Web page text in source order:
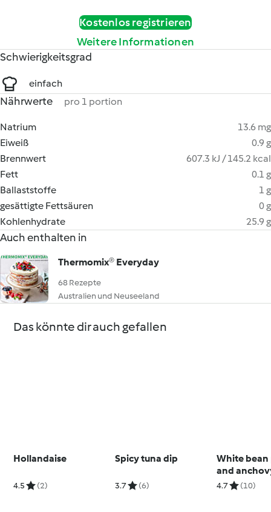
Kostenlos registrieren
Weitere Informationen
Schwierigkeitsgrad
einfach
Nährwerte pro 1 portion
Natrium
13.6 mg
Eiweiß
0.9 g
Brennwert
607.3 kJ / 145.2 kcal
Fett
0.1 g
Ballaststoffe
1 g
gesättigte Fettsäuren
0 g
Kohlenhydrate
25.9 g
Auch enthalten in
Thermomix® Everyday
68 Rezepte
Australien und Neuseeland
Das könnte dir auch gefallen
Hollandaise
4.5 (2)
Spicy tuna dip
3.7 (6)
White bean
and
crostini
4.7 (10)